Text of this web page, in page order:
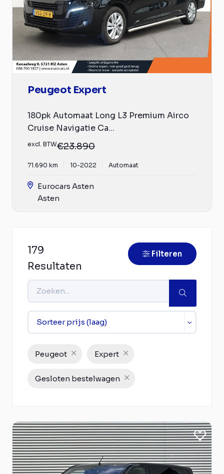
Peugeot Expert
180pk Automaat Long L3 Premium Airco
Cruise Navigatie Ca...
excl. BTW€23.890
71.690 km 10-2022 Automaat
Eurocars Asten
Asten
179
Resultaten
Filteren
Peugeot Expert
Gesloten bestelwagen